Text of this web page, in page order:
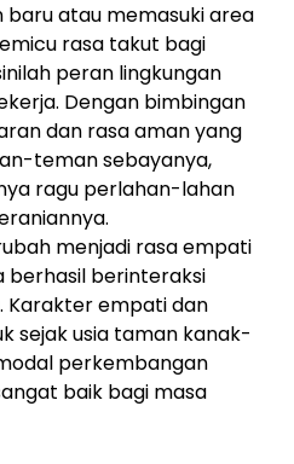
atau memasuki area
rasa takut bagi
peran lingkungan
Dengan bimbingan
dan rasa aman yang
teman sebayanya,
ragu perlahan-lahan
menjadi rasa empati
berhasil berinteraksi
Karakter empati dan
sejak usia taman kanak-
perkembangan
baik bagi masa